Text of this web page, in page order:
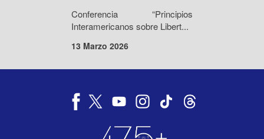
Conferencia “Principios
Interamericanos sobre Libert...
13 Marzo 2026